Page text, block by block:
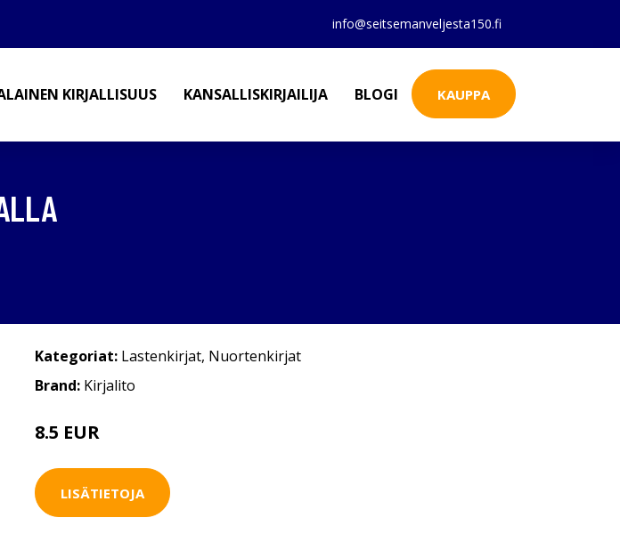
info@seitsemanveljesta150.fi
KIRJALLISUUS KANSALLISKIRJAILIJA BLOGI KAUPPA
Kategoriat: Lastenkirjat, Nuortenkirjat
Brand: Kirjalito
8.5 EUR
LISÄTIETOJA